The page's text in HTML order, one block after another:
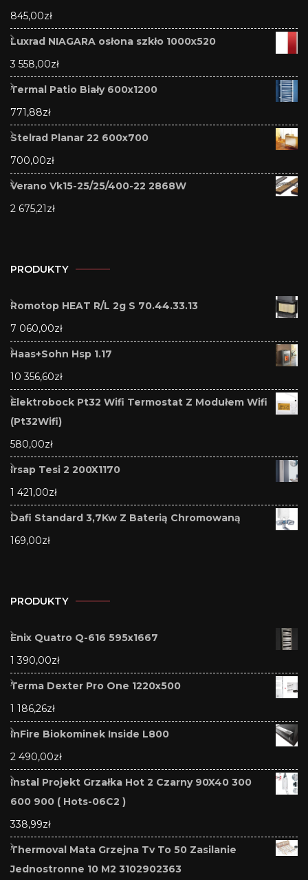
845,00zł
Luxrad NIAGARA osłona szkło 1000x520
3 558,00zł
Termal Patio Biały 600x1200
771,88zł
Stelrad Planar 22 600x700
700,00zł
Verano Vk15-25/25/400-22 2868W
2 675,21zł
PRODUKTY
Romotop HEAT R/L 2g S 70.44.33.13
7 060,00zł
Haas+Sohn Hsp 1.17
10 356,60zł
Elektrobock Pt32 Wifi Termostat Z Modułem Wifi
(Pt32Wifi)
580,00zł
Irsap Tesi 2 200X1170
1 421,00zł
Dafi Standard 3,7Kw Z Baterią Chromowaną
169,00zł
PRODUKTY
Enix Quatro Q-616 595x1667
1 390,00zł
Terma Dexter Pro One 1220x500
1 186,26zł
InFire Biokominek Inside L800
2 490,00zł
Instal Projekt Grzałka Hot 2 Czarny 90X40 300
600 900 ( Hots-06C2 )
338,99zł
Thermoval Mata Grzejna Tv To 50 Zasilanie
Jednostronne 10 M2 3102902363